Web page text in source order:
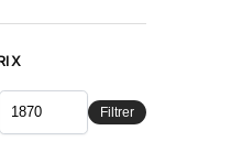
Filtrer